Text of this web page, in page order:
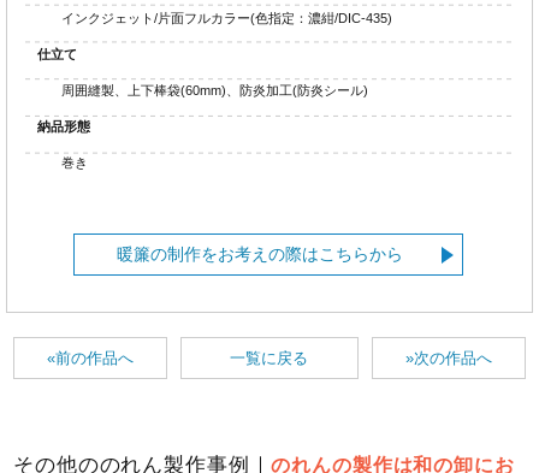
インクジェット/片面フルカラー(色指定：濃紺/DIC-435)
仕立て
周囲縫製、上下棒袋(60mm)、防炎加工(防炎シール)
納品形態
巻き
暖簾の制作をお考えの際はこちらから
«前の作品へ »次の作品へ
一覧に戻る
その他ののれん製作事例｜のれんの製作は和の卸にお